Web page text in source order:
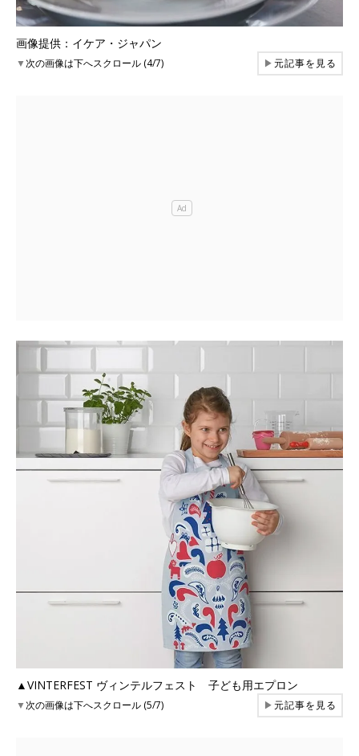
画像提供：イケア・ジャパン
▼次の画像は下へスクロール (4/7) ▶元記事を見る
▲VINTERFEST ヴィンテルフェスト 子ども用エプロン
▼次の画像は下へスクロール (5/7) ▶元記事を見る